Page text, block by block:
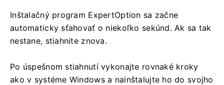
Inštalačný program ExpertOption sa začne
automaticky sťahovať o niekoľko sekúnd. Ak sa tak
nestane, stiahnite znova.
Po úspešnom stiahnutí vykonajte rovnaké kroky
ako v systéme Windows a nainštalujte ho do svojho